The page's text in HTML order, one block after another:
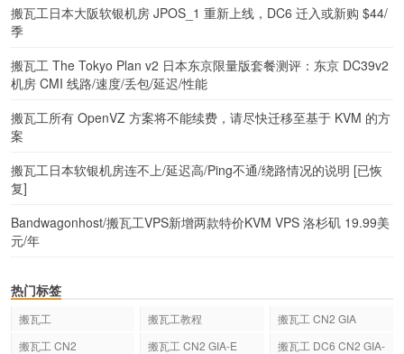
搬瓦工日本大阪软银机房 JPOS_1 重新上线，DC6 迁入或新购 $44/
季
搬瓦工 The Tokyo Plan v2 日本东京限量版套餐测评：东京 DC39v2
机房 CMI 线路/速度/丢包/延迟/性能
搬瓦工所有 OpenVZ 方案将不能续费，请尽快迁移至基于 KVM 的方
案
搬瓦工日本软银机房连不上/延迟高/Ping不通/绕路情况的说明 [已恢
复]
Bandwagonhost/搬瓦工VPS新增两款特价KVM VPS 洛杉矶 19.99美
元/年
热门标签
搬瓦工 搬瓦工教程
搬瓦工 CN2 GIA
搬瓦工 CN2
搬瓦工 CN2 GIA-E
搬瓦工 DC6 CN2 GIA-